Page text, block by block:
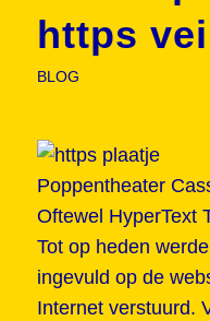
https
BLOG
Poppentheater
Oftewel HyperText
Tot op heden
ingevuld op de
Internet verstuurd.